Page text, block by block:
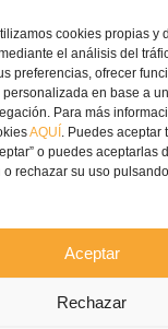
cookies propias y
el análisis del
preferencias, ofrecer
en base a
Para más
AQUÍ . Puedes aceptar
o puedes aceptarlas
rechazar su uso
Aceptar
Rechazar